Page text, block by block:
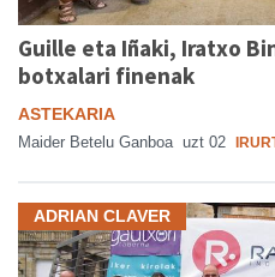
Guille eta Iñaki, Iratxo
botxalari finenak
ASTEKARIA
Maider Betelu Ganboa uzt 02
ADRIAN CLAVER